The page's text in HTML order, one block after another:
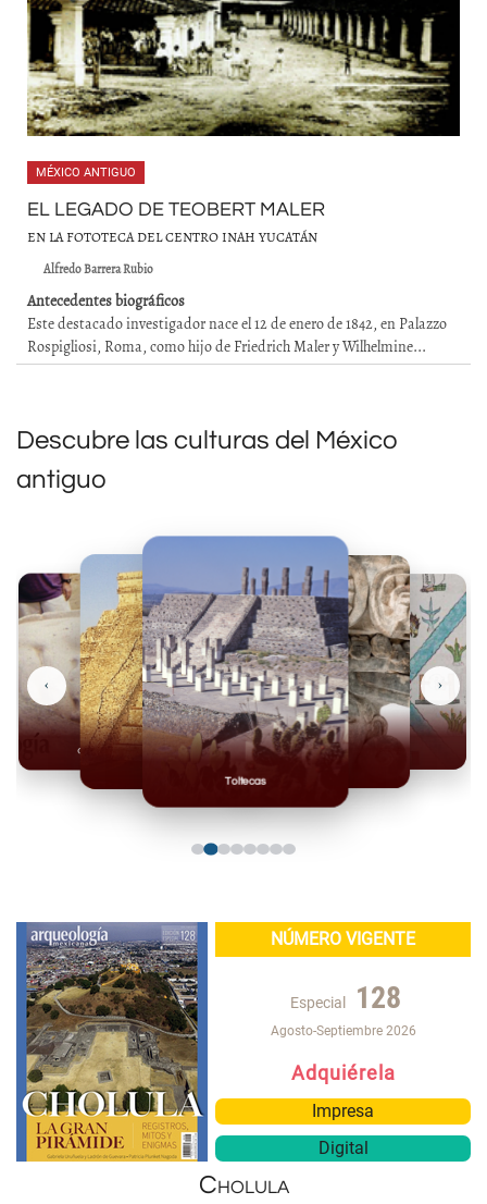
MÉXICO ANTIGUO
EL LEGADO DE TEOBERT MALER
EN LA FOTOTECA DEL CENTRO INAH YUCATÁN
Alfredo Barrera Rubio
Antecedentes biográficos
Este destacado investigador nace el 12 de enero de 1842, en Palazzo
Rospigliosi, Roma, como hijo de Friedrich Maler y Wilhelmine...
Descubre las culturas del México
antiguo
Toltecas
Olmecas
‹ ›
NÚMERO VIGENTE
Especial 128
Agosto-Septiembre 2026
Adquiérela
Impresa
Digital
Cholula